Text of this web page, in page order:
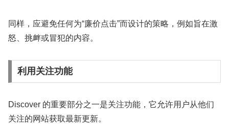
同样，应避免任何为“廉价点击”而设计的策略，例如旨在激
怒、挑衅或冒犯的内容。
利用关注功能
Discover 的重要部分之一是关注功能，它允许用户从他们
关注的网站获取最新更新。